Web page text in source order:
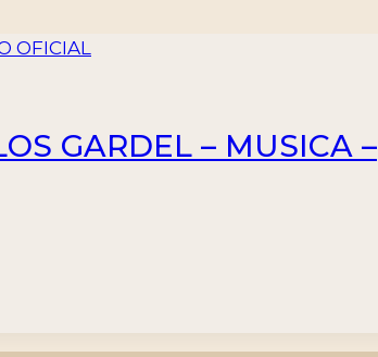
GARDEL – MUSICA –